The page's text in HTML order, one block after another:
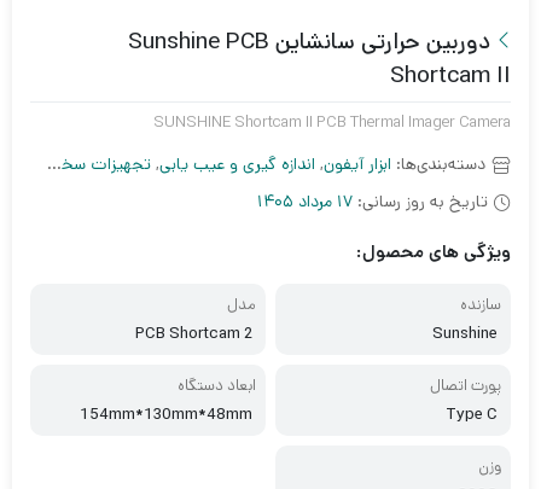
دوربین حرارتی سانشاین Sunshine PCB
Shortcam II
SUNSHINE Shortcam II PCB Thermal Imager Camera
دسته‌بندی‌ها: ابزار آیفون, اندازه گیری و عیب یابی, تجهیزات سخت افزاری
تاریخ به روز رسانی: 17 مرداد 1405
ویژگی های محصول:
سازنده
Sunshine
مدل
PCB Shortcam 2
پورت اتصال
Type C
ابعاد دستگاه
154mm*130mm*48mm
وزن